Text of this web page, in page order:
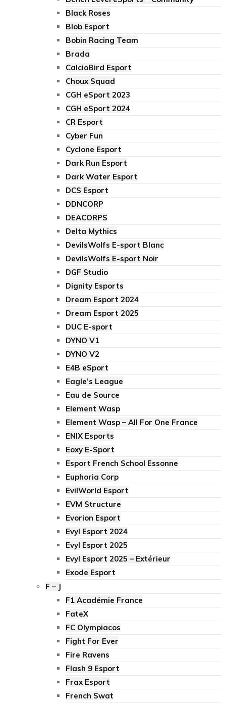
Black Roses
Blob Esport
Bobin Racing Team
Brada
CalcioBird Esport
Choux Squad
CGH eSport 2023
CGH eSport 2024
CR Esport
Cyber Fun
Cyclone Esport
Dark Run Esport
Dark Water Esport
DCS Esport
DDNCORP
DEACORPS
Delta Mythics
DevilsWolfs E-sport Blanc
DevilsWolfs E-sport Noir
DGF Studio
Dignity Esports
Dream Esport 2024
Dream Esport 2025
DUC E-sport
DYNO V1
DYNO V2
E4B eSport
Eagle’s League
Eau de Source
Element Wasp
Element Wasp – All For One France
ENIX Esports
Eoxy E-Sport
Esport French School Essonne
Euphoria Corp
EvilWorld Esport
EVM Structure
Evorion Esport
Evyl Esport 2024
Evyl Esport 2025
Evyl Esport 2025 – Extérieur
Exode Esport
F – J
F1 Académie France
FateX
FC Olympiacos
Fight For Ever
Fire Ravens
Flash 9 Esport
Frax Esport
French Swat